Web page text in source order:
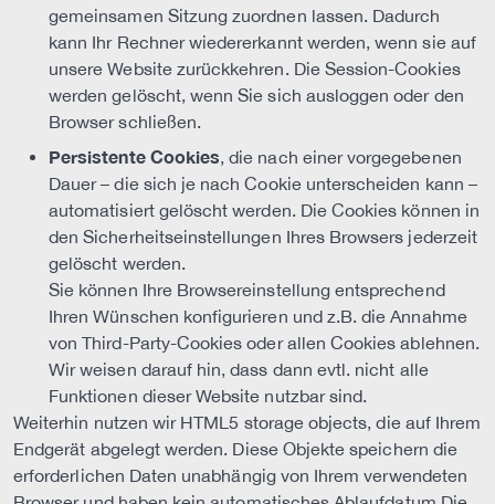
gemeinsamen Sitzung zuordnen lassen. Dadurch
kann Ihr Rechner wiedererkannt werden, wenn sie auf
unsere Website zurückkehren. Die Session-Cookies
werden gelöscht, wenn Sie sich ausloggen oder den
Browser schließen.
Persistente Cookies, die nach einer vorgegebenen
Dauer – die sich je nach Cookie unterscheiden kann –
automatisiert gelöscht werden. Die Cookies können in
den Sicherheitseinstellungen Ihres Browsers jederzeit
gelöscht werden.
Sie können Ihre Browsereinstellung entsprechend
Ihren Wünschen konfigurieren und z.B. die Annahme
von Third-Party-Cookies oder allen Cookies ablehnen.
Wir weisen darauf hin, dass dann evtl. nicht alle
Funktionen dieser Website nutzbar sind.
Weiterhin nutzen wir HTML5 storage objects, die auf Ihrem
Endgerät abgelegt werden. Diese Objekte speichern die
erforderlichen Daten unabhängig von Ihrem verwendeten